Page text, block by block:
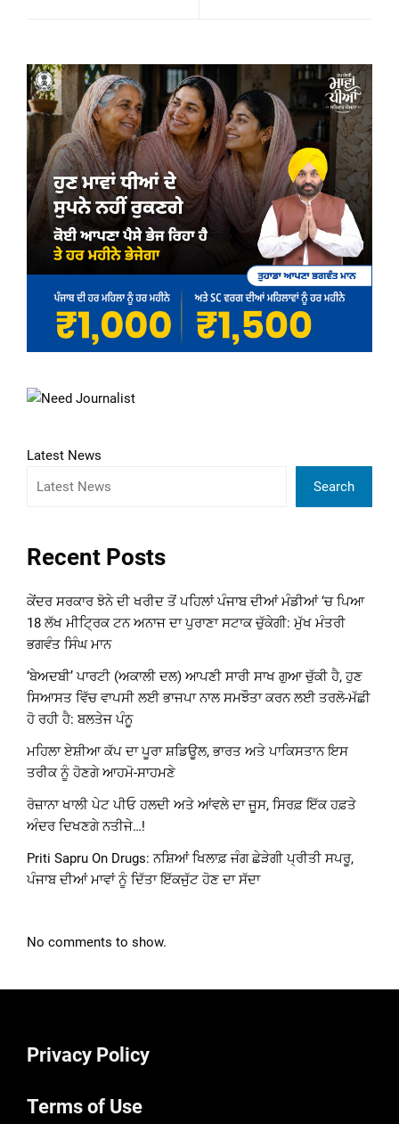
Latest News
Search
Recent Posts
ਕੇਂਦਰ ਸਰਕਾਰ ਝੋਨੇ ਦੀ ਖਰੀਦ ਤੋਂ ਪਹਿਲਾਂ ਪੰਜਾਬ ਦੀਆਂ ਮੰਡੀਆਂ ‘ਚ ਪਿਆ
18 ਲੱਖ ਮੀਟ੍ਰਿਕ ਟਨ ਅਨਾਜ ਦਾ ਪੁਰਾਣਾ ਸਟਾਕ ਚੁੱਕੇਗੀ: ਮੁੱਖ ਮੰਤਰੀ
ਭਗਵੰਤ ਸਿੰਘ ਮਾਨ
‘ਬੇਅਦਬੀ’ ਪਾਰਟੀ (ਅਕਾਲੀ ਦਲ) ਆਪਣੀ ਸਾਰੀ ਸਾਖ ਗੁਆ ਚੁੱਕੀ ਹੈ, ਹੁਣ
ਸਿਆਸਤ ਵਿੱਚ ਵਾਪਸੀ ਲਈ ਭਾਜਪਾ ਨਾਲ ਸਮਝੌਤਾ ਕਰਨ ਲਈ ਤਰਲੋ-ਮੱਛੀ
ਹੋ ਰਹੀ ਹੈ: ਬਲਤੇਜ ਪੰਨੂ
ਮਹਿਲਾ ਏਸ਼ੀਆ ਕੱਪ ਦਾ ਪੂਰਾ ਸ਼ਡਿਊਲ, ਭਾਰਤ ਅਤੇ ਪਾਕਿਸਤਾਨ ਇਸ
ਤਰੀਕ ਨੂੰ ਹੋਣਗੇ ਆਹਮੋ-ਸਾਹਮਣੇ
ਰੋਜ਼ਾਨਾ ਖਾਲੀ ਪੇਟ ਪੀਓ ਹਲਦੀ ਅਤੇ ਆਂਵਲੇ ਦਾ ਜੂਸ, ਸਿਰਫ਼ ਇੱਕ ਹਫ਼ਤੇ
ਅੰਦਰ ਦਿਖਣਗੇ ਨਤੀਜੇ…!
Priti Sapru On Drugs: ਨਸ਼ਿਆਂ ਖਿਲਾਫ਼ ਜੰਗ ਛੇੜੇਗੀ ਪ੍ਰੀਤੀ ਸਪਰੂ,
ਪੰਜਾਬ ਦੀਆਂ ਮਾਵਾਂ ਨੂੰ ਦਿੱਤਾ ਇੱਕਜੁੱਟ ਹੋਣ ਦਾ ਸੱਦਾ
No comments to show.
Privacy Policy
Terms of Use